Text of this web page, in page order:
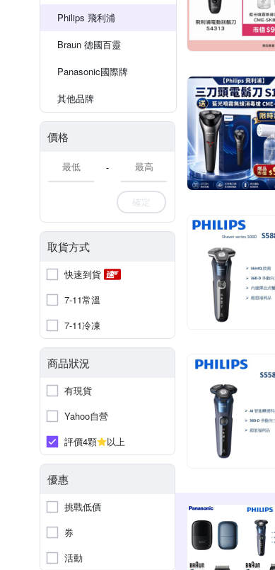
Philips 飛利浦
Braun 德國百靈
Panasonic國際牌
其他品牌
價格
-
確定
取貨方式
快速到貨
7-11常溫
7-11冷凍
商品狀況
有現貨
Yahoo自營
評價4顆
以上
優惠
挑戰低價
券
活動